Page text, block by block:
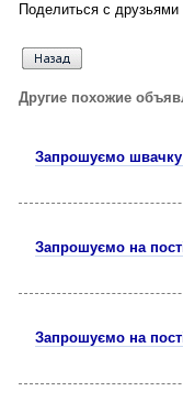
Поделиться с
Другие похожие
Запрошуємо швачку
Запрошуємо на
Запрошуємо на